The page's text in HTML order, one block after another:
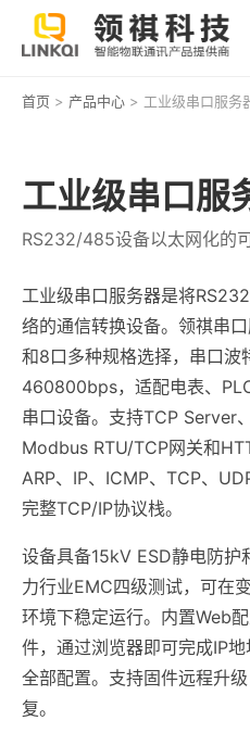
首页 > 产品中心 > 工业级串口服务
工业级串口服
RS232/485设备以太网化的
工业级串口服务器是将
络的通信转换设备。领祺串
和8口多种规格选择，串口
460800bps，适配电表、
串口设备。支持TCP Server
Modbus RTU/TCP网关和
ARP、IP、ICMP、TCP、
完整TCP/IP协议栈。
设备具备15kV ESD静电防
力行业EMC四级测试，可在
环境下稳定运行。内置Web
件，通过浏览器即可完成IP
全部配置。支持固件远程升
复。